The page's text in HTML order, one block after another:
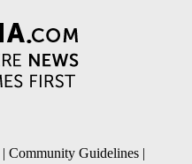
| Community Guidelines |